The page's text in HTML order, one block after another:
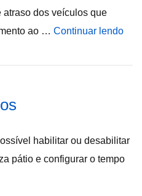
atraso dos veículos que
ao … Continuar lendo
habilitar ou desabilitar
pátio e configurar o tempo